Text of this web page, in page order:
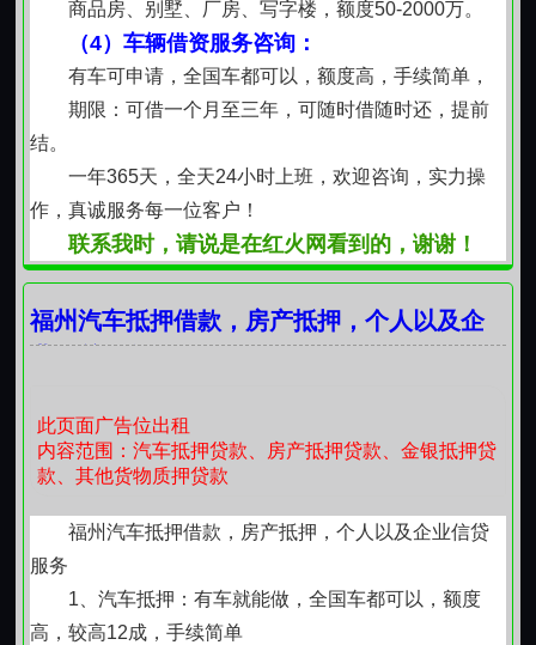
商品房、别墅、厂房、写字楼，额度50-2000万。
（4）车辆借资服务咨询：
有车可申请，全国车都可以，额度高，手续简单，
期限：可借一个月至三年，可随时借随时还，提前
结。
一年365天，全天24小时上班，欢迎咨询，实力操
作，真诚服务每一位客户！
联系我时，请说是在红火网看到的，谢谢！
福州汽车抵押借款，房产抵押，个人以及企
此页面广告位出租
内容范围：汽车抵押贷款、房产抵押贷款、金银抵押贷
款、其他货物质押贷款
福州汽车抵押借款，房产抵押，个人以及企业信贷
服务
1、汽车抵押：有车就能做，全国车都可以，额度
高，较高12成，手续简单